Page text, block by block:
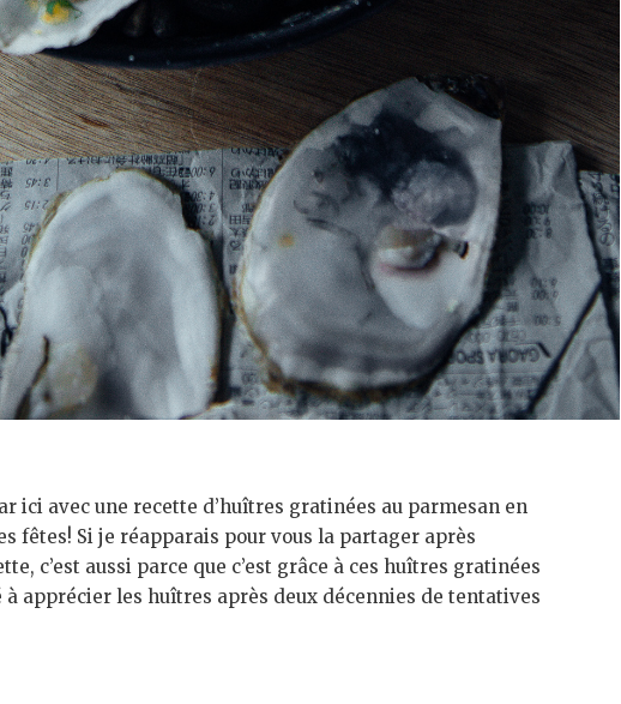
ici avec une recette d’huîtres gratinées au parmesan en
fêtes! Si je réapparais pour vous la partager après
c’est aussi parce que c’est grâce à ces huîtres gratinées
à apprécier les huîtres après deux décennies de tentatives